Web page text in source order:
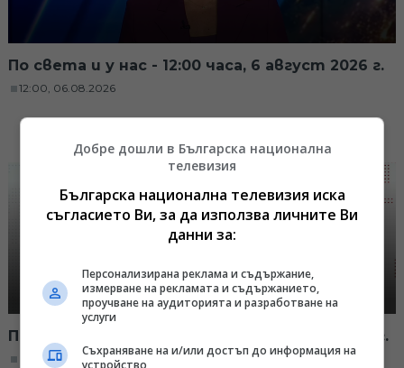
По света и у нас - 12:00 часа, 6 август 2026 г.
12:00, 06.08.2026
По света и у нас - 09:00 часа, 6 август 2026 г.
09:00, 06.08.2026
Добре дошли в Българска национална
телевизия
Българска национална телевизия иска
съгласието Ви, за да използва личните Ви
данни за:
Персонализирана реклама и съдържание,
измерване на рекламата и съдържанието,
проучване на аудиторията и разработване на
услуги
Съхраняване на и/или достъп до информация на
устройство